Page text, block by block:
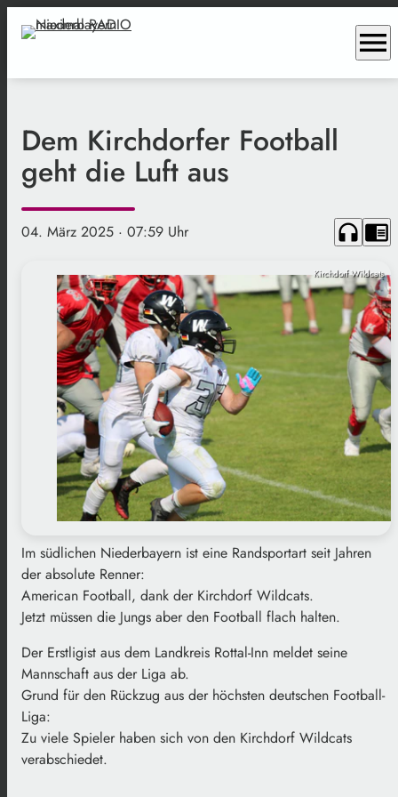
menu
Dem Kirchdorfer Football
geht die Luft aus
04. März 2025 · 07:59 Uhr headphones chrome_reader_mode
Kirchdorf Wildcats
Im südlichen Niederbayern ist eine Randsportart seit Jahren
der absolute Renner:
American Football, dank der Kirchdorf Wildcats.
Jetzt müssen die Jungs aber den Football flach halten.
Der Erstligist aus dem Landkreis Rottal-Inn meldet seine
Mannschaft aus der Liga ab.
Grund für den Rückzug aus der höchsten deutschen Football-
Liga:
Zu viele Spieler haben sich von den Kirchdorf Wildcats
verabschiedet.